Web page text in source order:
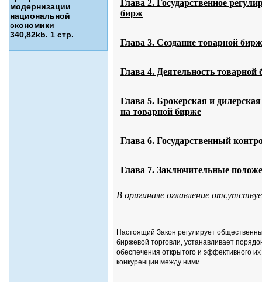
модернизации
национальной
экономики
340,82kb. 1 стр.
Глава 2. Государственное
бирж
Глава 3. Создание товарной
Глава 4. Деятельность товарной
Глава 5. Брокерская и
на товарной бирже
Глава 6. Государственный
Глава 7. Заключительные
В оригинале оглавление
Настоящий Закон регулирует
биржевой торговли, устанавливает
обеспечения открытого и эффективного
конкуренции между ними.